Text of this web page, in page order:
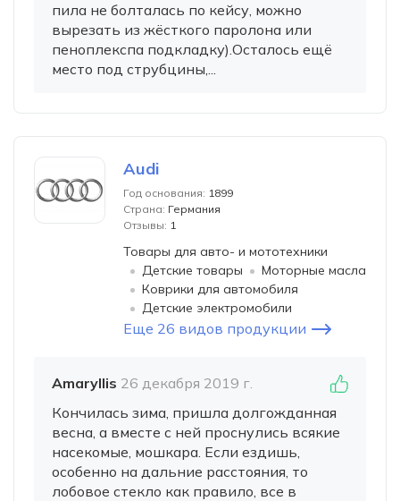
пила не болталась по кейсу, можно
вырезать из жёсткого паролона или
пеноплекспа подкладку).Осталось ещё
место под струбцины,...
Audi
Год основания: 1899
Страна: Германия
Отзывы: 1
Товары для авто- и мототехники
Детские товары
Моторные масла
Коврики для автомобиля
Детские электромобили
Еще 26 видов продукции
Amaryllis 26 декабря 2019 г.
Кончилась зима, пришла долгожданная
весна, а вместе с ней проснулись всякие
насекомые, мошкара. Если ездишь,
особенно на дальние расстояния, то
лобовое стекло как правило, все в